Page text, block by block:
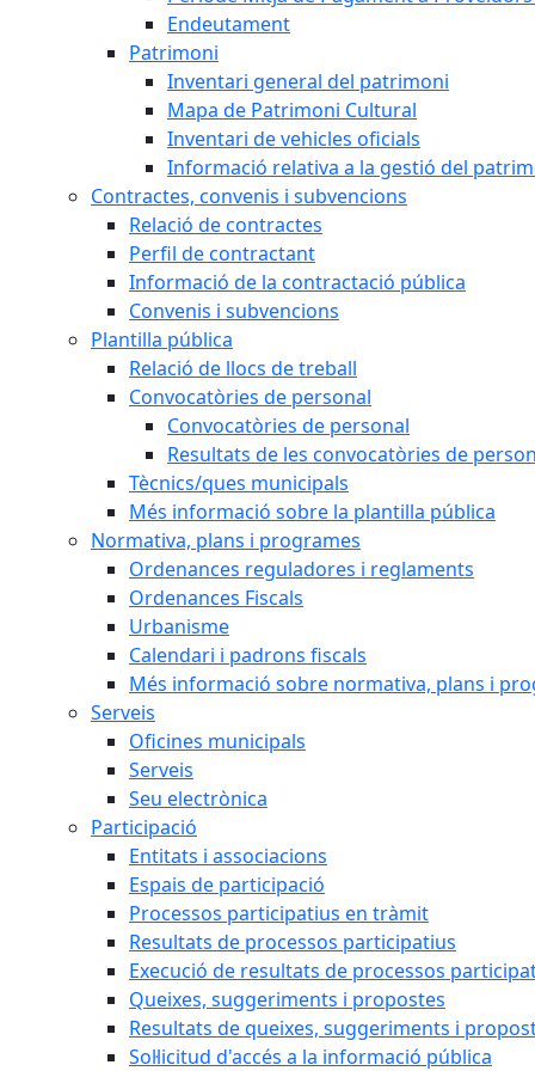
Endeutament
Patrimoni
Inventari general del patrimoni
Mapa de Patrimoni Cultural
Inventari de vehicles oficials
Informació relativa a la gestió del
Contractes, convenis i subvencions
Relació de contractes
Perfil de contractant
Informació de la contractació pública
Convenis i subvencions
Plantilla pública
Relació de llocs de treball
Convocatòries de personal
Convocatòries de personal
Resultats de les convocatòries de
Tècnics/ques municipals
Més informació sobre la plantilla pública
Normativa, plans i programes
Ordenances reguladores i reglaments
Ordenances Fiscals
Urbanisme
Calendari i padrons fiscals
Més informació sobre normativa, plans i
Serveis
Oficines municipals
Serveis
Seu electrònica
Participació
Entitats i associacions
Espais de participació
Processos participatius en tràmit
Resultats de processos participatius
Execució de resultats de processos
Queixes, suggeriments i propostes
Resultats de queixes, suggeriments i
Sol·licitud d'accés a la informació pública